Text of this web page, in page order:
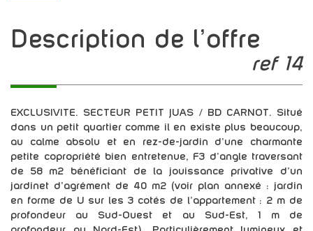
description de l'offre
ref 14
EXCLUSIVITE. SECTEUR PETIT JUAS / BD CARNOT. Situé
dans un petit quartier comme il en existe plus beaucoup,
au calme absolu et en rez-de-jardin d'une charmante
petite copropriété bien entretenue, F3 d'angle traversant
de 58 m2 bénéficiant de la jouissance privative d'un
jardinet d'agrément de 40 m2 (voir plan annexé : jardin
en forme de U sur les 3 cotés de l'appartement : 2 m de
profondeur au Sud-Ouest et au Sud-Est, 1 m de